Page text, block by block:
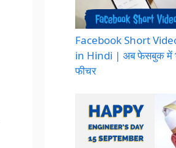
Facebook Short
in Hindi | अब फेसबुक में
फीचर